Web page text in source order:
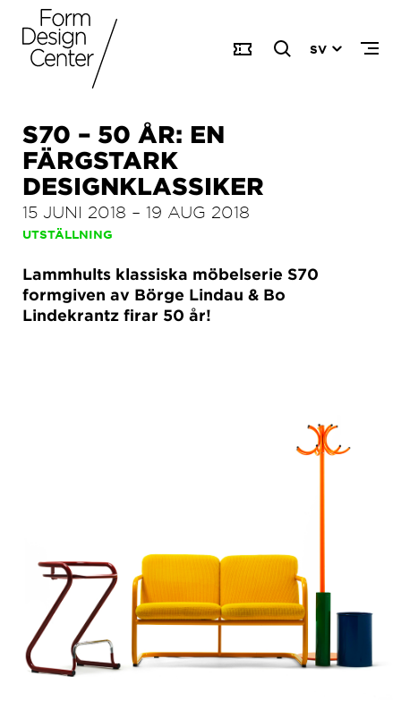
SV
S70 – 50 ÅR: EN
FÄRGSTARK
DESIGNKLASSIKER
15 JUNI 2018 – 19 AUG 2018
UTSTÄLLNING
Lammhults klassiska möbelserie S70
formgiven av Börge Lindau & Bo
Lindekrantz firar 50 år!